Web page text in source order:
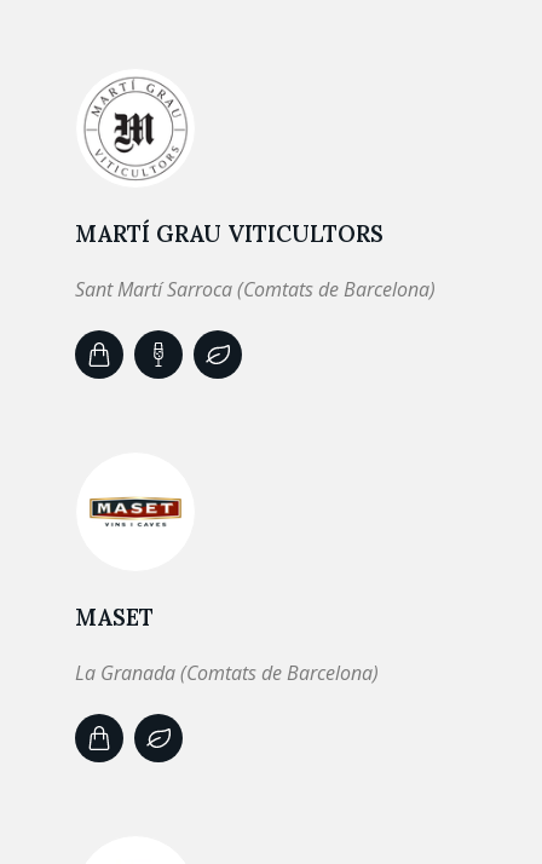
MARTÍ GRAU VITICULTORS
Sant Martí Sarroca (Comtats de Barcelona)
MASET
La Granada (Comtats de Barcelona)